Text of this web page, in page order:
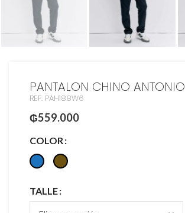
PANTALON CHINO ANTONIO
REF: PAH188W6
₲559.000
COLOR
TALLE